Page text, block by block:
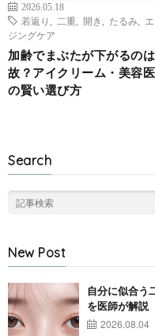
2026.05.18
若返り
二重 開き たるみ
ジングケア
加齢でまぶたが下がるの
故？アイクリーム・美容
の賢い選び方
Search
New Post
自分に似合う
を医師が解説
2026.08.04